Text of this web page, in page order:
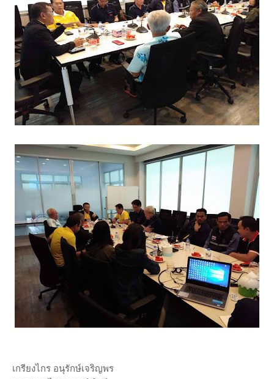
เกรียงไกร อนุรักษ์เจริญพร